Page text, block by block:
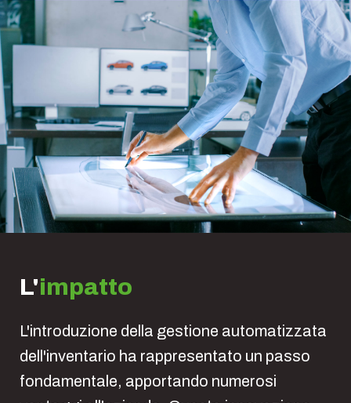
L'impatto
L'introduzione della gestione automatizzata
dell'inventario ha rappresentato un passo
fondamentale, apportando numerosi